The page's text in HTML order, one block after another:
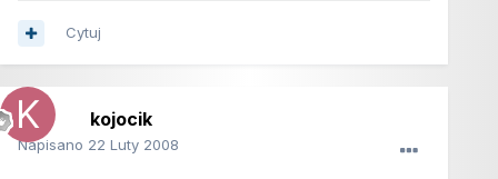
Cytuj
kojocik
Napisano 22 Luty 2008